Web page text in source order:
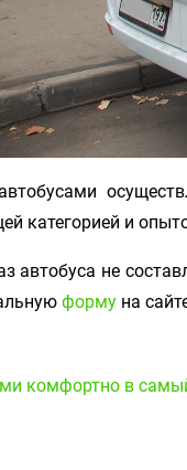
категорией и
автобуса не
форму на
комфортно в